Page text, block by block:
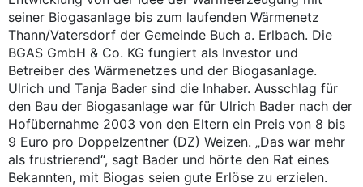
seiner Biogasanlage bis zum laufenden Wärmenetz
Thann/Vatersdorf der Gemeinde Buch a. Erlbach. Die
BGAS GmbH & Co. KG fungiert als Investor und
Betreiber des Wärmenetzes und der Biogasanlage.
Ulrich und Tanja Bader sind die Inhaber. Ausschlag für
den Bau der Biogasanlage war für Ulrich Bader nach der
Hofübernahme 2003 von den Eltern ein Preis von 8 bis
9 Euro pro Doppelzentner (DZ) Weizen. „Das war mehr
als frustrierend“, sagt Bader und hörte den Rat eines
Bekannten, mit Biogas seien gute Erlöse zu erzielen.